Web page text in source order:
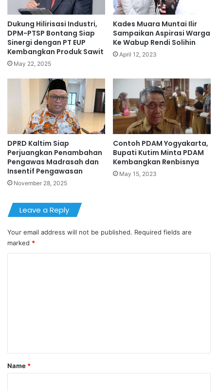
Dukung Hilirisasi Industri,
DPM-PTSP Bontang Siap
Sinergi dengan PT EUP
Kembangkan Produk Sawit
May 22, 2025
Kades Muara Muntai Ilir
Sampaikan Aspirasi Warga
Ke Wabup Rendi Solihin
April 12, 2023
DPRD Kaltim Siap
Perjuangkan Penambahan
Pengawas Madrasah dan
Insentif Pengawasan
November 28, 2025
Contoh PDAM Yogyakarta,
Bupati Kutim Minta PDAM
Kembangkan Renbisnya
May 15, 2023
Leave a Reply
Your email address will not be published. Required fields are
marked *
*
Name *